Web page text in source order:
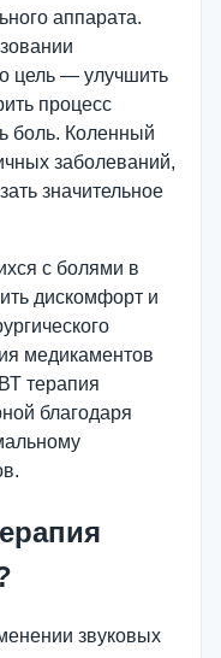
аппарата.
цель — улучшить
процесс
боль. Коленный
заболеваний,
значительное
с болями в
дискомфорт и
медикаментов
терапия
благодаря
звуковых